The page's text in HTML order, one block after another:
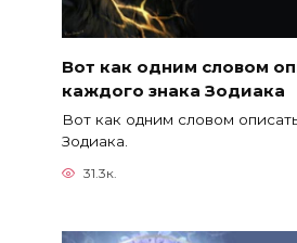
Вот как одним словом
каждого знака Зодиака
Вот как одним словом
Зодиака.
31.3к.